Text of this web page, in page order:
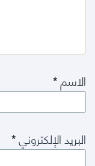
الاسم*
البريد الإلكتروني*